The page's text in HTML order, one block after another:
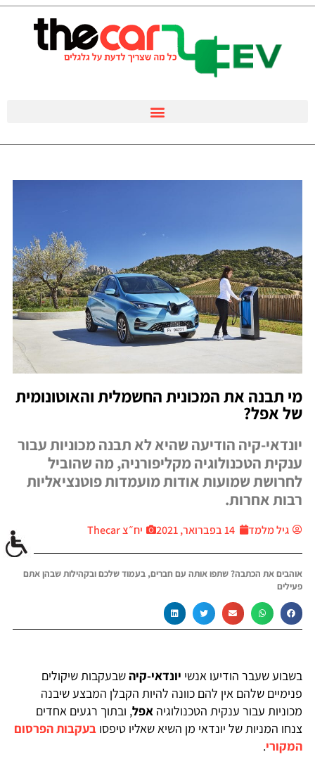
מי תבנה את המכונית החשמלית והאוטונומית
של אפל?
יונדאי-קיה הודיעה שהיא לא תבנה מכוניות עבור
ענקית הטכנולוגיה מקליפורניה, מה שהוביל
לחרושת שמועות אודות מועמדות פוטנציאליות
רבות אחרות.
גיל מלמד 14 בפברואר, 2021 יח״צ Thecar
אוהבים את הכתבה? שתפו אותה עם חברים, בעמוד שלכם ובקהילות שבהן אתם
פעילים
בשבוע שעבר הודיעו אנשי יונדאי-קיהשבעקבות שיקולים
פנימיים שלהם אין להם כוונה להיות הקבלן המבצע שיבנה
מכוניות עבור ענקית הטכנולוגיה אפל, ובתוך רגעים אחדים
צנחו המניות של יונדאי מן השיא שאליו טיפסו בעקבות הפרסום
המקורי.